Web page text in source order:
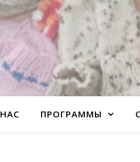
ПРОГРАММЫ